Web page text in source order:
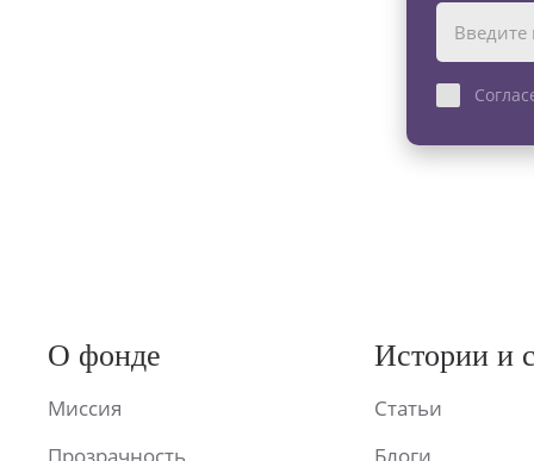
О фонде
Миссия
Истории и
Статьи